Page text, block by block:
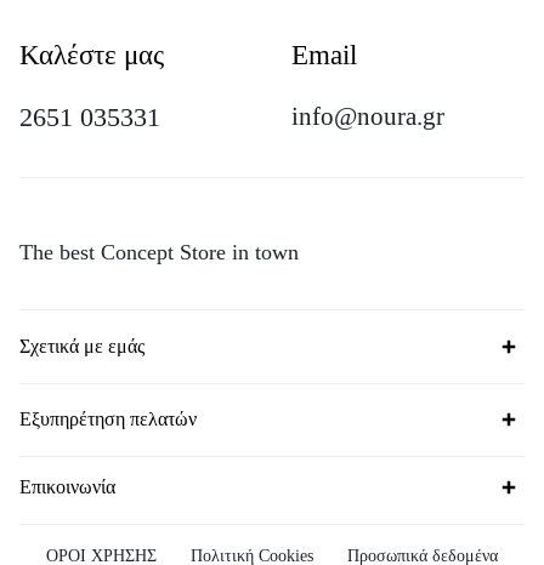
Καλέστε μας
2651 035331
Email
info@noura.gr
The best Concept Store in town
Σχετικά με εμάς
Εξυπηρέτηση πελατών
Επικοινωνία
ΟΡΟΙ ΧΡΗΣΗΣ Πολιτική Cookies Προσωπικά δεδομένα